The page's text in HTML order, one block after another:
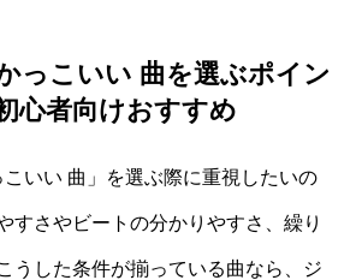
っこいい 曲を選ぶポイン
心者向けおすすめ
こいい 曲」を選ぶ際に重視したいの
すさやビートの分かりやすさ、繰り
うした条件が揃っている曲なら、ジ